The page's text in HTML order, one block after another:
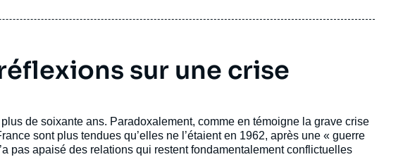
sur une crise
de soixante ans. Paradoxalement, comme en témoigne la grave crise
sont plus tendues qu’elles ne l’étaient en 1962, après une « guerre
pas apaisé des relations qui restent fondamentalement conflictuelles